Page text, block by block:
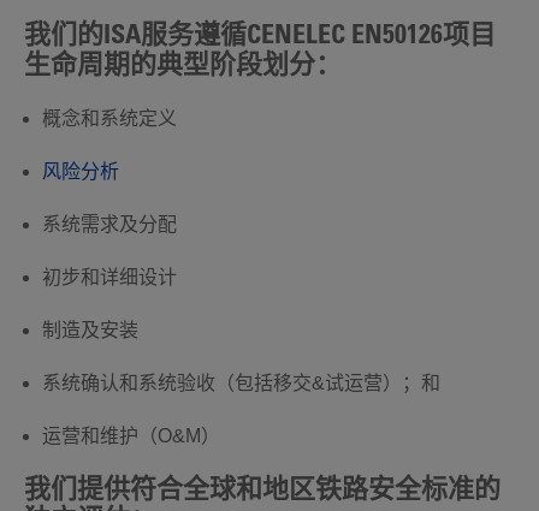
我们的ISA服务遵循CENELEC EN50126项目
生命周期的典型阶段划分：
概念和系统定义
风险分析
系统需求及分配
初步和详细设计
制造及安装
系统确认和系统验收（包括移交&试运营）；和
运营和维护（O&M）
我们提供符合全球和地区铁路安全标准的